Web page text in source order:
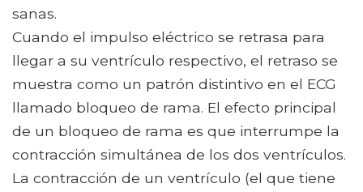
sanas.
Cuando el impulso eléctrico se retrasa para
llegar a su ventrículo respectivo, el retraso se
muestra como un patrón distintivo en el ECG
llamado bloqueo de rama. El efecto principal
de un bloqueo de rama es que interrumpe la
contracción simultánea de los dos ventrículos.
La contracción de un ventrículo (el que tiene